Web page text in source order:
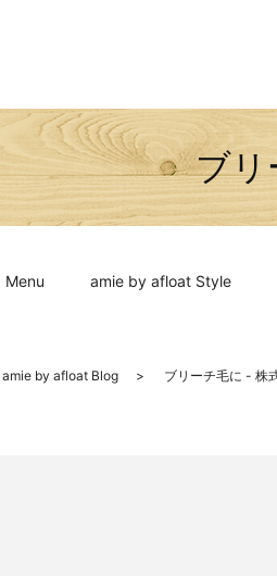
Menu amie by afloat Style
ブリ
amie by afloat Blog ブリーチ毛に - 株